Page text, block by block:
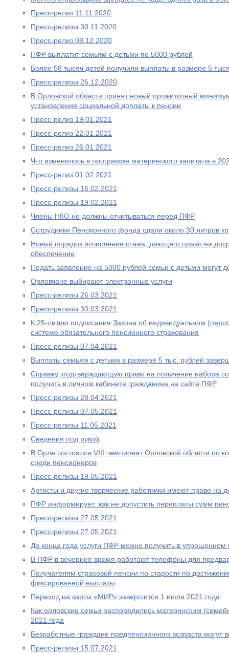
Пресс-релиз 11.11.2020
Пресс-релизы 30.11.2020
Пресс-релиз 08.12.2020
ПФР выплатит семьям с детьми по 5000 рублей
Более 58 тысяч детей получили выплаты в размере 5
Пресс-релизы 26.12.2020
В Орловской области принят новый прожиточный
установления социальной доплаты к пенсии
Пресс-релиз 19.01.2021
Пресс-релиз 22.01.2021
Пресс-релиз 26.01.2021
Что изменилось в программе материнского капитала в
Пресс-релиз 01.02.2021
Пресс-релизы 16.02.2021
Пресс-релизы 19.02.2021
Члены НКО не должны отчитываться перед ПФР
Сотрудники Пенсионного фонда сдали около 30 литров
Новый порядок исчисления стажа, дающего право на
обеспечение
Подать заявление на 5000 рублей семьи с детьми могут
Орловчане выбирают электронные услуги
Пресс-релизы 26.03.2021
Пресс-релизы 30.03.2021
К 25-летию подписания Закона об индивидуальном
системе обязательного пенсионного страхования
Пресс-релизы 07.04.2021
Выплаты семьям с детьми в размере 5 тыс. рублей
Справку, подтверждающую право на получение набора
получить в личном кабинете гражданина на сайте ПФР
Пресс-релизы 28.04.2021
Пресс-релизы 07.05.2021
Пресс-релизы 11.05.2021
Сведения под рукой
В Орле состоялся VIII чемпионат Орловской области по
среди пенсионеров
Пресс-релизы 19.05.2021
Артисты и другие творческие работники имеют право на
ПФР информирует: как не допустить переплаты сумм
Пресс-релизы 27.05.2021
Пресс-релизы 27.05.2021
До конца года услуги ПФР можно получить в упрощенном
В ПФР в вечернее время работают телефоны для
Получателям страховой пенсии по старости по
фиксированной выплаты
Переход на карты «МИР» завершится 1 июля 2021 года
Как орловские семьи распорядились материнским
2021 года
Безработные граждане предпенсионного возраста
Пресс-релизы 15.07.2021